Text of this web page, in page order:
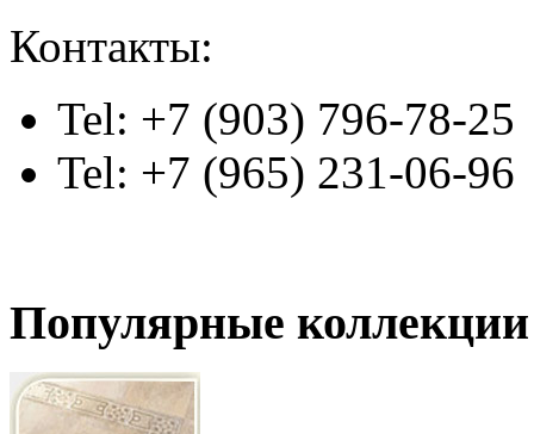
Контакты:
Tel: +7 (903) 796-78-25
Tel: +7 (965) 231-06-96
Популярные коллекции